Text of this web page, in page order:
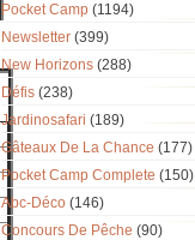
Pocket Camp (1194)
Newsletter (399)
New Horizons (288)
Défis (238)
Jardinosafari (189)
Gâteaux De La Chance (177)
Pocket Camp Complete (150)
Abc-Déco (146)
Concours De Pêche (90)